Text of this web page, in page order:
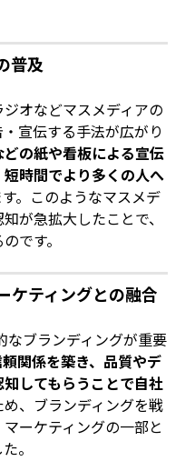
普及
オなどマスメディアの
宣伝する手法が広がり
どの紙や看板による宣伝
時間でより多くの人へ
。このようなマスメデ
が急拡大したことで、
です。
ケティングとの融合
なブランディングが重要
関係を築き、品質やデ
してもらうことで自社
め、ブランディングを戦
ーケティングの一部と
。